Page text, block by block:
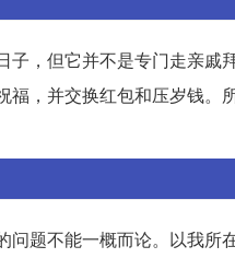
，但它并不是专门走亲
，并交换红包和压岁钱。
题不能一概而论。以我所